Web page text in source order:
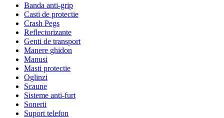
Banda anti-grip
Casti de protectie
Crash Pegs
Reflectorizante
Genti de transport
Manere ghidon
Manusi
Masti protectie
Oglinzi
Scaune
Sisteme anti-furt
Sonerii
Suport telefon